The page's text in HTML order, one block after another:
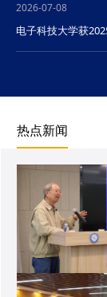
2026-07-08
电子科技大学获
热点新闻